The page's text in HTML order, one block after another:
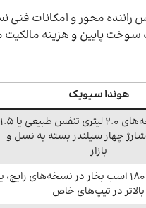
راننده محور و امکانات فنی
سوخت پایین و هزینه
هوندا سیویک
معمولاً نسخه‌های 2.0 لیتری تنفس طبیعی یا 1.5
چهار سیلندر بسته به نسل و
بازار
حدود 158 تا 180 اسب بخار در نسخه‌های رایج،
بالاتر در تیپ‌های خاص